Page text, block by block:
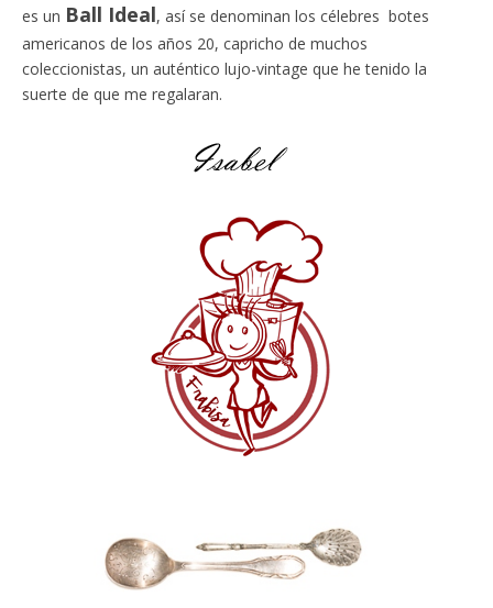
es un Ball Ideal, así se denominan los célebres botes
americanos de los años 20, capricho de muchos
coleccionistas, un auténtico lujo-vintage que he tenido la
suerte de que me regalaran.